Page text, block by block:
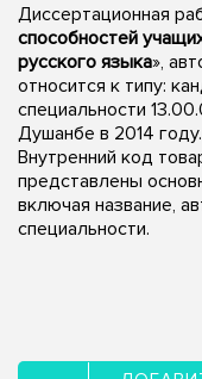
Диссертационная
способностей
русского языка»,
относится к типу:
специальности
Душанбе в 2014
Внутренний код
представлены
включая название,
специальности.